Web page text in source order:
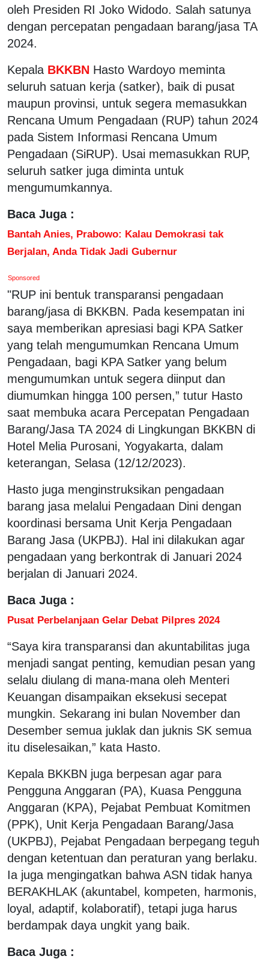
oleh Presiden RI Joko Widodo. Salah satunya
dengan percepatan pengadaan barang/jasa TA
2024.
Kepala BKKBN Hasto Wardoyo meminta
seluruh satuan kerja (satker), baik di pusat
maupun provinsi, untuk segera memasukkan
Rencana Umum Pengadaan (RUP) tahun 2024
pada Sistem Informasi Rencana Umum
Pengadaan (SiRUP). Usai memasukkan RUP,
seluruh satker juga diminta untuk
mengumumkannya.
Baca Juga :
Bantah Anies, Prabowo: Kalau Demokrasi tak
Berjalan, Anda Tidak Jadi Gubernur
Sponsored
"RUP ini bentuk transparansi pengadaan
barang/jasa di BKKBN. Pada kesempatan ini
saya memberikan apresiasi bagi KPA Satker
yang telah mengumumkan Rencana Umum
Pengadaan, bagi KPA Satker yang belum
mengumumkan untuk segera diinput dan
diumumkan hingga 100 persen,” tutur Hasto
saat membuka acara Percepatan Pengadaan
Barang/Jasa TA 2024 di Lingkungan BKKBN di
Hotel Melia Purosani, Yogyakarta, dalam
keterangan, Selasa (12/12/2023).
Hasto juga menginstruksikan pengadaan
barang jasa melalui Pengadaan Dini dengan
koordinasi bersama Unit Kerja Pengadaan
Barang Jasa (UKPBJ). Hal ini dilakukan agar
pengadaan yang berkontrak di Januari 2024
berjalan di Januari 2024.
Baca Juga :
Pusat Perbelanjaan Gelar Debat Pilpres 2024
“Saya kira transparansi dan akuntabilitas juga
menjadi sangat penting, kemudian pesan yang
selalu diulang di mana-mana oleh Menteri
Keuangan disampaikan eksekusi secepat
mungkin. Sekarang ini bulan November dan
Desember semua juklak dan juknis SK semua
itu diselesaikan,” kata Hasto.
Kepala BKKBN juga berpesan agar para
Pengguna Anggaran (PA), Kuasa Pengguna
Anggaran (KPA), Pejabat Pembuat Komitmen
(PPK), Unit Kerja Pengadaan Barang/Jasa
(UKPBJ), Pejabat Pengadaan berpegang teguh
dengan ketentuan dan peraturan yang berlaku.
Ia juga mengingatkan bahwa ASN tidak hanya
BERAKHLAK (akuntabel, kompeten, harmonis,
loyal, adaptif, kolaboratif), tetapi juga harus
berdampak daya ungkit yang baik.
Baca Juga :